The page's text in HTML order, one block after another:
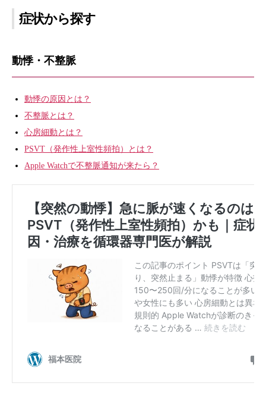
症状から探す
動悸・不整脈
動悸の原因とは？
不整脈とは？
心房細動とは？
PSVT（発作性上室性頻拍）とは？
Apple Watchで不整脈通知が来たら？